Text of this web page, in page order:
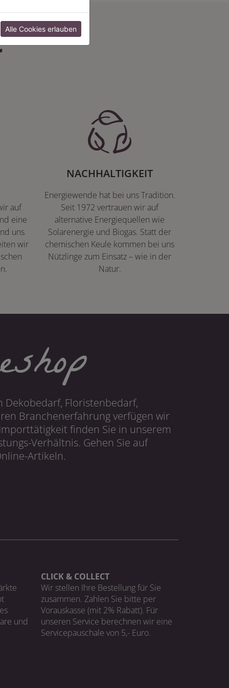
auf
eine
uns
wir
NACHHALTIGKEIT
Energiewende hat bei uns Tradition.
Seit 1972 vertrauen wir auf
alternative Energiequellen wie
Solarenergie und Biogas. Statt der
chemischen Keule kommen bei uns
Nützlinge zum Einsatz – wie in der
Natur.
Floristenbedarf,
Branchenerfahrung verfügen wir
finden Sie in unserem
Verhältnis. Gehen Sie auf
Artikeln.
und
CLICK & COLLECT
Wir stellen Ihre Bestellung für Sie
zusammen. Zahlen Sie bitte per
Vorauskasse (mit 2% Rabatt). Für
unseren Service berechnen wir eine
Servicepauschale von 5,- Euro.
Alle Cookies erlauben